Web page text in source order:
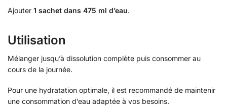
Ajouter 1 sachet dans 475 ml d’eau.
Utilisation
Mélanger jusqu’à dissolution complète puis consommer au
cours de la journée.
Pour une hydratation optimale, il est recommandé de maintenir
une consommation d’eau adaptée à vos besoins.